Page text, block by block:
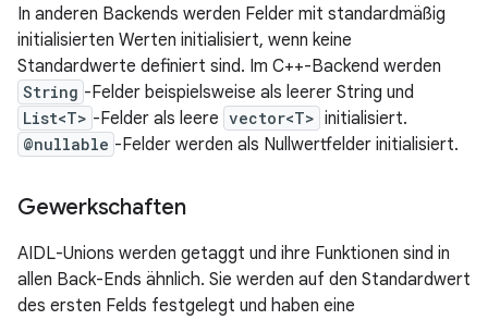
In anderen Backends werden Felder mit standardmäßig
initialisierten Werten initialisiert, wenn keine
Standardwerte definiert sind. Im C++-Backend werden
String -Felder beispielsweise als leerer String und
List<T> -Felder als leere vector<T> initialisiert.
@nullable -Felder werden als Nullwertfelder initialisiert.
Gewerkschaften
AIDL-Unions werden getaggt und ihre Funktionen sind in
allen Back-Ends ähnlich. Sie werden auf den Standardwert
des ersten Felds festgelegt und haben eine